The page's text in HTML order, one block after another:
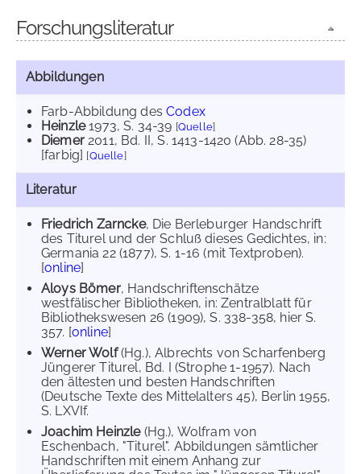
Forschungsliteratur
Abbildungen
Farb-Abbildung desCodex
Heinzle1973, S. 34-39 [Quelle]
Diemer2011, Bd. II, S. 1413-1420 (Abb. 28-35)
[farbig] [Quelle]
Literatur
Friedrich Zarncke, Die Berleburger Handschrift
des Titurel und der Schluß dieses Gedichtes, in:
Germania 22 (1877), S. 1-16 (mit Textproben).
[online]
Aloys Bömer, Handschriftenschätze
westfälischer Bibliotheken, in: Zentralblatt für
Bibliothekswesen 26 (1909), S. 338-358, hier S.
357. [online]
Werner Wolf(Hg.), Albrechts von Scharfenberg
Jüngerer Titurel, Bd. I (Strophe 1-1957). Nach
den ältesten und besten Handschriften
(Deutsche Texte des Mittelalters 45), Berlin 1955,
S. LXVIf.
Joachim Heinzle (Hg.), Wolfram von
Eschenbach, "Titurel". Abbildungen sämtlicher
Handschriften mit einem Anhang zur